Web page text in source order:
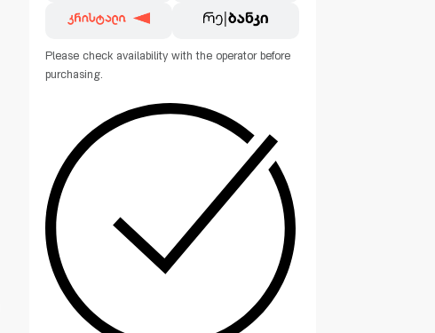
Please check availability with the operator before
purchasing.